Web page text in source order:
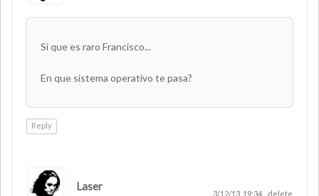
Si que es raro Francisco...
En que sistema operativo te pasa?
Reply
Laser
3/12/13, 19:34 delete